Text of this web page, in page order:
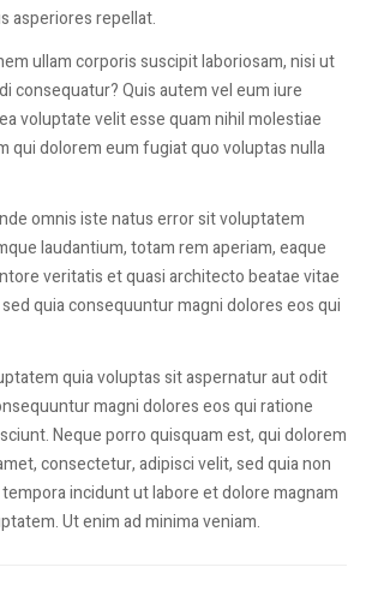
asperiores repellat.
ullam corporis suscipit laboriosam, nisi ut
consequatur? Quis autem vel eum iure
voluptate velit esse quam nihil molestiae
qui dolorem eum fugiat quo voluptas nulla
omnis iste natus error sit voluptatem
laudantium, totam rem aperiam, eaque
veritatis et quasi architecto beatae vitae
quia consequuntur magni dolores eos qui
quia voluptas sit aspernatur aut odit
magni dolores eos qui ratione
Neque porro quisquam est, qui dolorem
consectetur, adipisci velit, sed quia non
incidunt ut labore et dolore magnam
Ut enim ad minima veniam.